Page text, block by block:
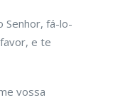
Senhor, fá-lo-
e te
vossa